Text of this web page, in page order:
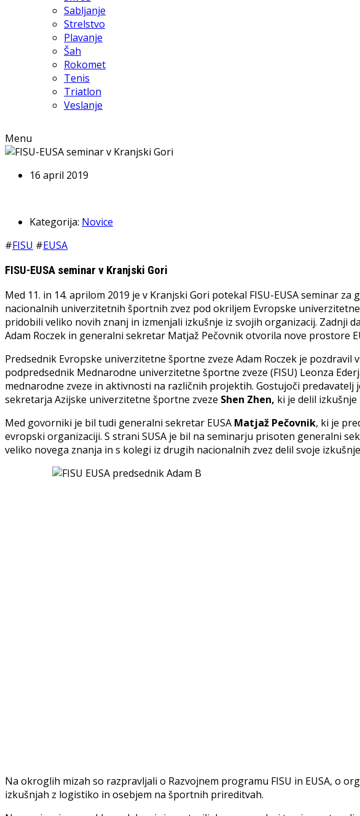
Sabljanje
Strelstvo
Plavanje
Šah
Rokomet
Tenis
Triatlon
Veslanje
Menu
16 april 2019
Kategorija: Novice
#FISU #EUSA
FISU-EUSA seminar v Kranjski Gori
Med 11. in 14. aprilom 2019 je v Kranjski Gori potekal FISU-EUSA seminar
nacionalnih univerzitetnih športnih zvez pod okriljem Evropske univerzitetne
pridobili veliko novih znanj in izmenjali izkušnje iz svojih organizacij. Zadnji
Adam Roczek in generalni sekretar Matjaž Pečovnik otvorila nove prostore
Predsednik Evropske univerzitetne športne zveze Adam Roczek je pozdravil
podpredsednik Mednarodne univerzitetne športne zveze (FISU) Leonza
mednarodne zveze in aktivnosti na različnih projektih. Gostujoči predavatelj
sekretarja Azijske univerzitetne športne zveze Shen Zhen, ki je delil izkušnje
Med govorniki je bil tudi generalni sekretar EUSA Matjaž Pečovnik, ki je
evropski organizaciji. S strani SUSA je bil na seminarju prisoten generalni
veliko novega znanja in s kolegi iz drugih nacionalnih zvez delil svoje
Na okroglih mizah so razpravljali o Razvojnem programu FISU in EUSA, o
izkušnjah z logistiko in osebjem na športnih prireditvah.